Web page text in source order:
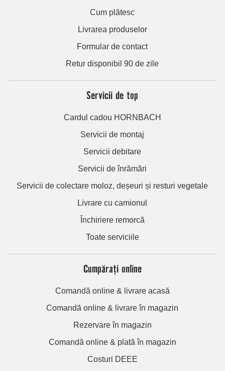
Cum plătesc
Livrarea produselor
Formular de contact
Retur disponibil 90 de zile
Servicii de top
Cardul cadou HORNBACH
Servicii de montaj
Servicii debitare
Servicii de înrămări
Servicii de colectare moloz, deșeuri și resturi vegetale
Livrare cu camionul
Închiriere remorcă
Toate serviciile
Cumpărați online
Comandă online & livrare acasă
Comandă online & livrare în magazin
Rezervare în magazin
Comandă online & plată în magazin
Costuri DEEE